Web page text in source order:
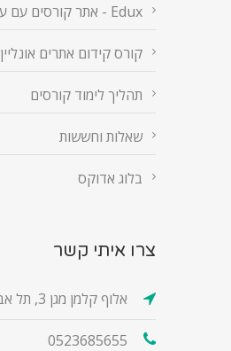
Edux - אתר קורסים עם ערך
קורס קידום אתרים אונליין
תהליך לימוד קורסים
שאלות וחששות
בלוג אדוקס
צרו איתי קשר
אלוף קלמן מגן 3, תל אביב-יפו
0523685655